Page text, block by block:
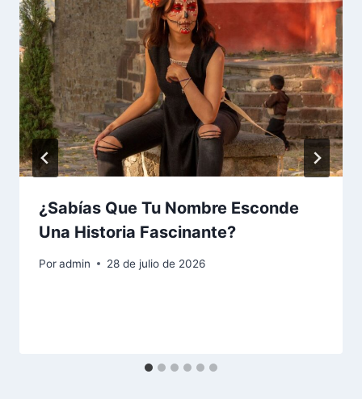
¿Sabías Que Tu Nombre Esconde
Una Historia Fascinante?
Poradmin 28 de julio de 2026